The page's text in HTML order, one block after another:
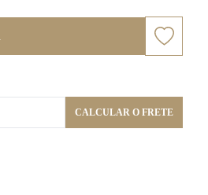
CALCULAR O FRETE